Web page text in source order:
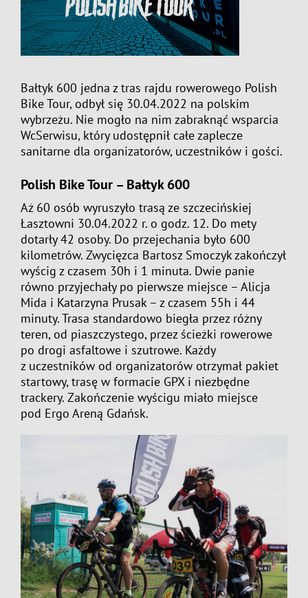
Bałtyk 600 jedna z tras rajdu rowerowego Polish
Bike Tour, odbył się 30.04.2022 na polskim
wybrzeżu. Nie mogło na nim zabraknąć wsparcia
WcSerwisu, który udostępnił całe zaplecze
sanitarne dla organizatorów, uczestników i gości.
Polish Bike Tour – Bałtyk 600
Aż 60 osób wyruszyło trasą ze szczecińskiej
Łasztowni 30.04.2022 r. o godz. 12. Do mety
dotarły 42 osoby. Do przejechania było 600
kilometrów. Zwycięzca Bartosz Smoczyk zakończył
wyścig z czasem 30h i 1 minuta. Dwie panie
równo przyjechały po pierwsze miejsce – Alicja
Mida i Katarzyna Prusak – z czasem 55h i 44
minuty. Trasa standardowo biegła przez różny
teren, od piaszczystego, przez ścieżki rowerowe
po drogi asfaltowe i szutrowe. Każdy
z uczestników od organizatorów otrzymał pakiet
startowy, trasę w formacie GPX i niezbędne
trackery. Zakończenie wyścigu miało miejsce
pod Ergo Areną Gdańsk.